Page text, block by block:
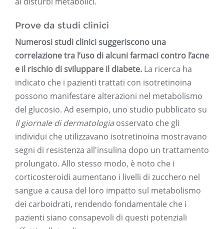
Prove da studi clinici
Numerosi studi clinici suggeriscono una
correlazione tra l’uso di alcuni farmaci contro l’acne
e il rischio di sviluppare il diabete. La ricerca ha
indicato che i pazienti trattati con isotretinoina
possono manifestare alterazioni nel metabolismo
del glucosio. Ad esempio, uno studio pubblicato su
Il giornale di dermatologia osservato che gli
individui che utilizzavano isotretinoina mostravano
segni di resistenza all'insulina dopo un trattamento
prolungato. Allo stesso modo, è noto che i
corticosteroidi aumentano i livelli di zucchero nel
sangue a causa del loro impatto sul metabolismo
dei carboidrati, rendendo fondamentale che i
pazienti siano consapevoli di questi potenziali